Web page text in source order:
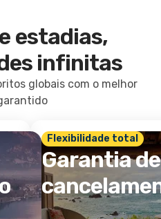
estadias,
infinitas
globais com o melhor
Flexibilidade total
Garantia de